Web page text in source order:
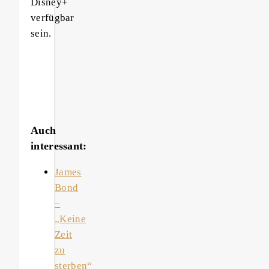
verfügbar
sein.
Auch
interessant:
James
Bond
–
„Keine
Zeit
zu
sterben“